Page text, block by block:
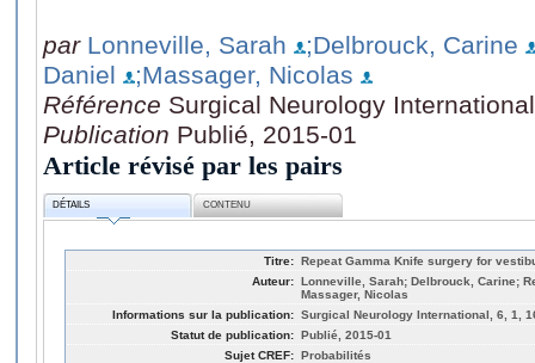
par Lonneville, Sarah
;Delbrouck, Carine
Daniel
;Massager, Nicolas
Référence Surgical Neurology
Publication Publié, 2015-01
Article révisé par les pairs
DÉTAILS CONTENU
Titre: Repeat Gamma Knife surgery for
Auteur: Lonneville, Sarah; Delbrouck, Carine;
Massager, Nicolas
Informations sur la publication: Surgical Neurology International, 6, 1,
Statut de publication: Publié, 2015-01
Sujet CREF: Probabilités